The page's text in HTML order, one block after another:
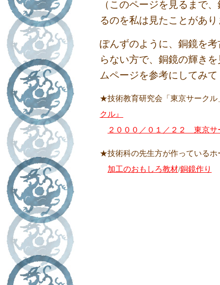
（このページを見るまで
るのを私は見たことがあ
ぽんずのように、銅鏡を
らない方で、銅鏡の輝き
ムページを参考にしてみ
★技術教育研究会「東京サークル
クル』
２０００／０１／２２ 東京サ
★技術科の先生方が作っているホ
加工のおもしろ教材/銅鏡作り